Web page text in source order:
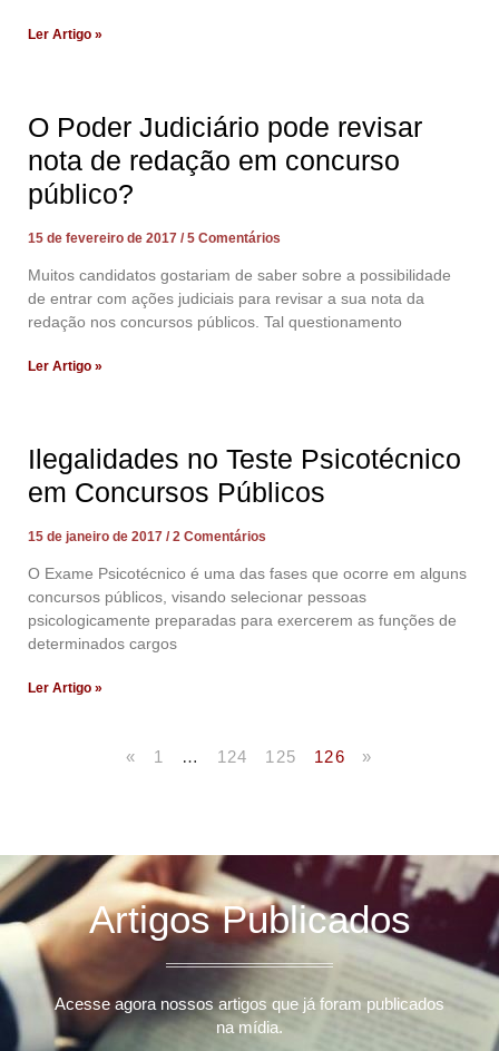
Ler Artigo »
O Poder Judiciário pode revisar
nota de redação em concurso
público?
15 de fevereiro de 2017 5 Comentários
Muitos candidatos gostariam de saber sobre a possibilidade
de entrar com ações judiciais para revisar a sua nota da
redação nos concursos públicos. Tal questionamento
Ler Artigo »
Ilegalidades no Teste Psicotécnico
em Concursos Públicos
15 de janeiro de 2017 2 Comentários
O Exame Psicotécnico é uma das fases que ocorre em alguns
concursos públicos, visando selecionar pessoas
psicologicamente preparadas para exercerem as funções de
determinados cargos
Ler Artigo »
« 1 … 124 125 126 »
Artigos Publicados
Acesse agora nossos artigos que já foram publicados
na mídia.